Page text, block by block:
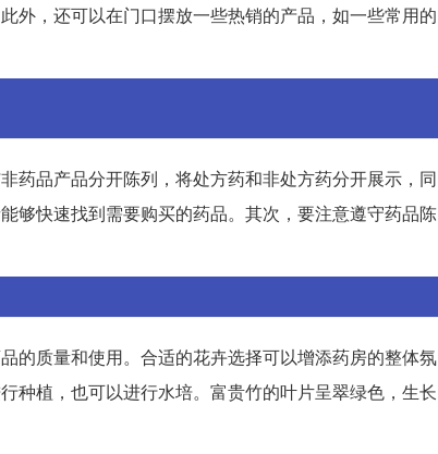
外，还可以在门口摆放一些热销的产品，如一些常用的
药品产品分开陈列，将处方药和非处方药分开展示，同
够快速找到需要购买的药品。其次，要注意遵守药品陈
的质量和使用。合适的花卉选择可以增添药房的整体氛
种植，也可以进行水培。富贵竹的叶片呈翠绿色，生长